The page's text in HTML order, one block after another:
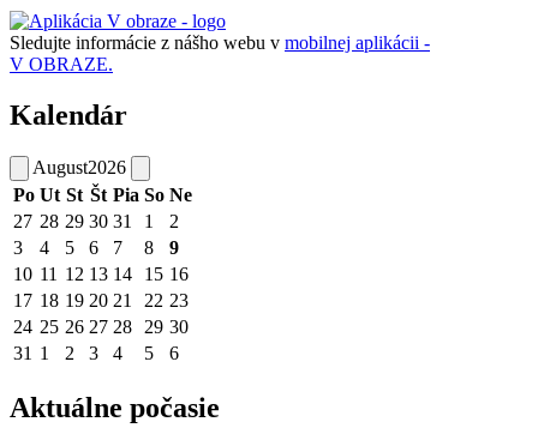
Sledujte informácie z nášho webu v mobilnej aplikácii -
V OBRAZE.
Kalendár
August2026
Po Ut St Št Pia So Ne
27 28 29 30 31 1
2
3
4 5 6 7 8
9
10 11 12 13 14 15 16
17 18 19 20 21 22 23
24 25 26 27 28 29 30
31 1 2 3 4 5 6
Aktuálne počasie